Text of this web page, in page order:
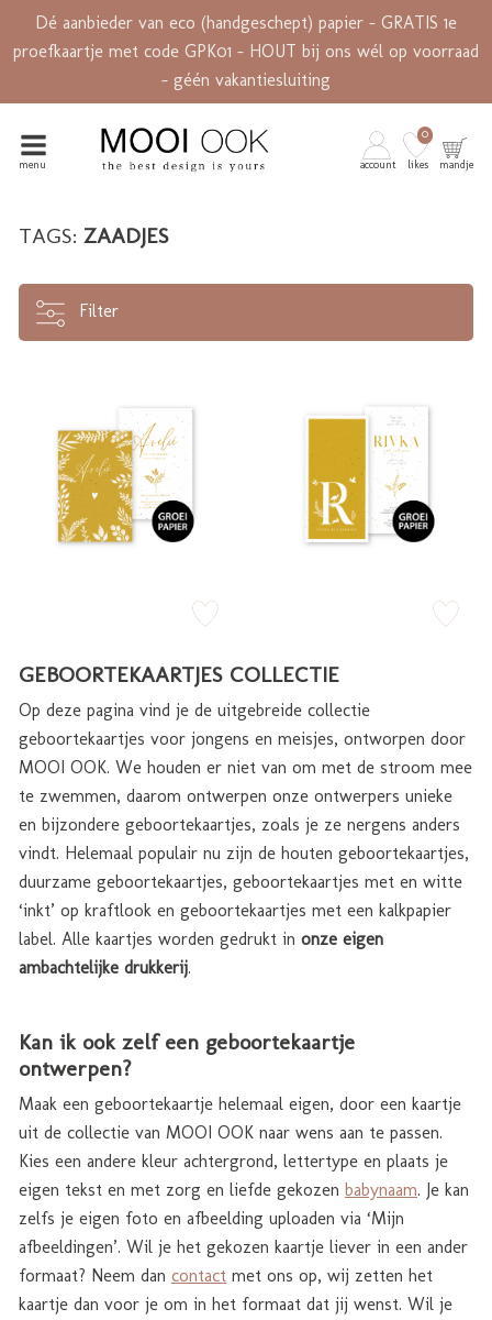
Dé aanbieder van eco (handgeschept) papier - GRATIS 1e
proefkaartje met code GPK01 - HOUT bij ons wél op voorraad
- géén vakantiesluiting
menu account likes
0
mandje
TAGS: ZAADJES
Filter
GEBOORTEKAARTJES COLLECTIE
Op deze pagina vind je de uitgebreide collectie
geboortekaartjes voor jongens en meisjes, ontworpen door
MOOI OOK. We houden er niet van om met de stroom mee
te zwemmen, daarom ontwerpen onze ontwerpers unieke
en bijzondere geboortekaartjes, zoals je ze nergens anders
vindt. Helemaal populair nu zijn de houten geboortekaartjes,
duurzame geboortekaartjes, geboortekaartjes met en witte
‘inkt’ op kraftlook en geboortekaartjes met een kalkpapier
label. Alle kaartjes worden gedrukt in onze eigen
ambachtelijke drukkerij.
Kan ik ook zelf een geboortekaartje
ontwerpen?
Maak een geboortekaartje helemaal eigen, door een kaartje
uit de collectie van MOOI OOK naar wens aan te passen.
Kies een andere kleur achtergrond, lettertype en plaats je
eigen tekst en met zorg en liefde gekozen babynaam. Je kan
zelfs je eigen foto en afbeelding uploaden via ‘Mijn
afbeeldingen’. Wil je het gekozen kaartje liever in een ander
formaat? Neem dan contact met ons op, wij zetten het
kaartje dan voor je om in het formaat dat jij wenst. Wil je